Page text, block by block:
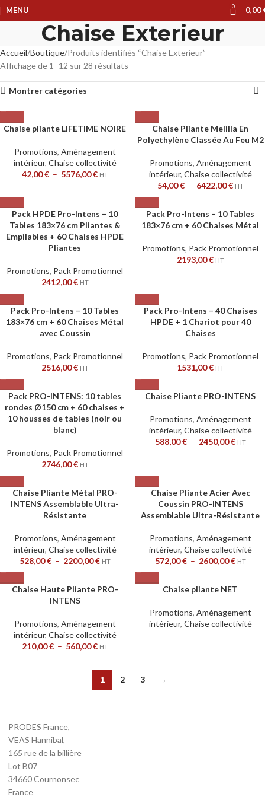
MENU 0 0,00
Chaise Exterieur
Accueil Boutique Produits identifiés “Chaise Exterieur”
Affichage de 1–12 sur 28 résultats
Montrer catégories
Chaise pliante LIFETIME NOIRE
Promotions, Aménagement
intérieur, Chaise collectivité
42,00€ – 5576,00€ HT
Chaise Pliante Melilla En
Polyethylène Classée Au Feu M2
Promotions, Aménagement
intérieur, Chaise collectivité
54,00€ – 6422,00€ HT
Pack HPDE Pro-Intens – 10
Tables 183×76 cm Pliantes &
Empilables + 60 Chaises HPDE
Pliantes
Promotions, Pack Promotionnel
2412,00€ HT
Pack Pro-Intens – 10 Tables
183×76 cm + 60 Chaises Métal
Promotions, Pack Promotionnel
2193,00€ HT
Pack Pro-Intens – 10 Tables
183×76 cm + 60 Chaises Métal
avec Coussin
Promotions, Pack Promotionnel
2516,00€ HT
Pack Pro-Intens – 40 Chaises
HPDE + 1 Chariot pour 40
Chaises
Promotions, Pack Promotionnel
1531,00€ HT
Pack PRO-INTENS: 10 tables
rondes Ø150 cm + 60 chaises +
10 housses de tables (noir ou
blanc)
Promotions, Pack Promotionnel
2746,00€ HT
Chaise Pliante PRO-INTENS
Promotions, Aménagement
intérieur, Chaise collectivité
588,00€ – 2450,00€ HT
Chaise Pliante Métal PRO-
INTENS Assemblable Ultra-
Résistante
Promotions, Aménagement
intérieur, Chaise collectivité
528,00€ – 2200,00€ HT
Chaise Pliante Acier Avec
Coussin PRO-INTENS
Assemblable Ultra-Résistante
Promotions, Aménagement
intérieur, Chaise collectivité
572,00€ – 2600,00€ HT
Chaise Haute Pliante PRO-
INTENS
Promotions, Aménagement
intérieur, Chaise collectivité
210,00€ – 560,00€ HT
Chaise pliante NET
Promotions, Aménagement
intérieur, Chaise collectivité
1 2 3 →
PRODES France,
VEAS Hannibal,
165 rue de la billière
Lot B07
34660 Cournonsec
France